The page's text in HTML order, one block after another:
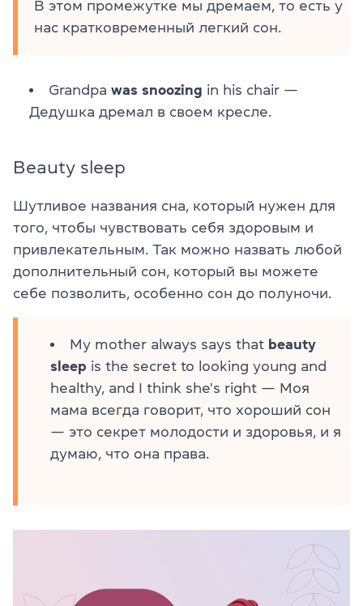
В этом промежутке мы дремаем, то есть у
нас кратковременный легкий сон.
Grandpa was snoozing in his chair —
Дедушка дремал в своем кресле.
Beauty sleep
Шутливое названия сна, который нужен для
того, чтобы чувствовать себя здоровым и
привлекательным. Так можно назвать любой
дополнительный сон, который вы можете
себе позволить, особенно сон до полуночи.
My mother always says that beauty
sleep is the secret to looking young and
healthy, and I think she's right — Моя
мама всегда говорит, что хороший сон
— это секрет молодости и здоровья, и я
думаю, что она права.